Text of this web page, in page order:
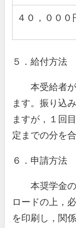
４０，０００
５．給付方法
本受給者が
ます。振り込
ますが，１回
定までの分を
６．申請方法
本奨学金の
ロードの上，
を印刷し，関